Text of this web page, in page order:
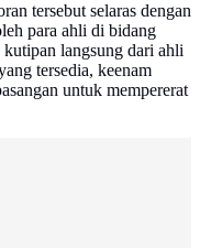
tersebut selaras dengan
para ahli di bidang
langsung dari ahli
tersedia, keenam
untuk mempererat